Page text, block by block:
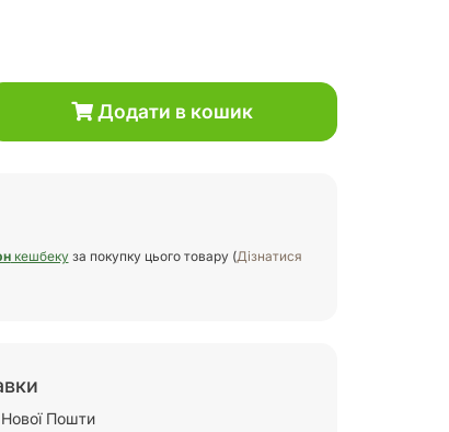
Додати в кошик
кешбекуза покупку цього товару (Дізнатися
Нової Пошти